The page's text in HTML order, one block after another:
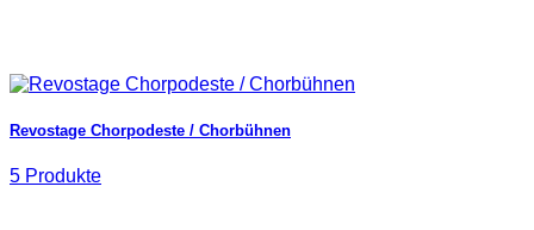
Revostage Chorpodeste / Chorbühnen
5 Produkte